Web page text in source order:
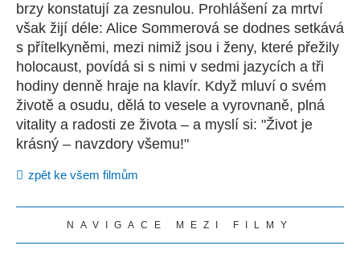
brzy konstatují za zesnulou. Prohlášení za mrtví
však žijí déle: Alice Sommerová se dodnes setkává
s přítelkyněmi, mezi nimiž jsou i ženy, které přežily
holocaust, povídá si s nimi v sedmi jazycích a tři
hodiny denně hraje na klavír. Když mluví o svém
životě a osudu, dělá to vesele a vyrovnaně, plná
vitality a radosti ze života – a myslí si: "Život je
krásný – navzdory všemu!"
zpět ke všem filmům
NAVIGACE MEZI FILMY